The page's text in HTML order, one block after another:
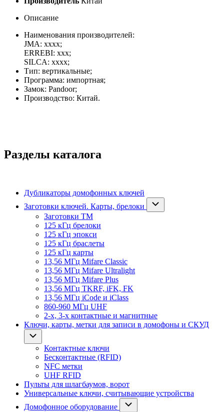
Описание
Наименования производителей:
JMA: xxxx;
ERREBI: xxx;
SILCA: xxxx;
Тип: вертикальные;
Программа: импортная;
Замок: Pandoor;
Производство: Китай.
Разделы каталога
Дубликаторы домофонных ключей
Заготовки ключей. Карты, брелоки
Заготовки ТМ
125 кГц брелоки
125 кГц эпокси
125 кГц браслеты
125 кГц карты
13,56 МГц Mifare Classic
13,56 МГц Mifare Ultralight
13,56 МГц Mifare Plus
13,56 МГц TKRF, iFK, FK
13,56 МГц iCode и iClass
860-960 МГц UHF
2-х, 3-х контактные и магнитные
Ключи, карты, метки для записи в домофоны и СКУД
Контактные ключи
Бесконтактные (RFID)
NFC метки
UHF RFID
Пульты для шлагбаумов, ворот
Универсальные ключи, считывающие устройства
Домофонное оборудование